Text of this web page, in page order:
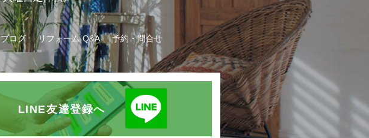
ブログ リフォーム Q&A 予約・問合せ
LINE友達登録へ